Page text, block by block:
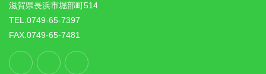
滋賀県長浜市堀部町514
TEL.0749-65-7397
FAX.0749-65-7481